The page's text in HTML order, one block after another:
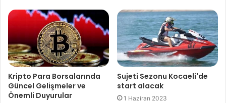
Kripto Para Borsalarında
Güncel Gelişmeler ve
Önemli Duyurular
Sujeti Sezonu Kocaeli'de
start alacak
1 Haziran 2023